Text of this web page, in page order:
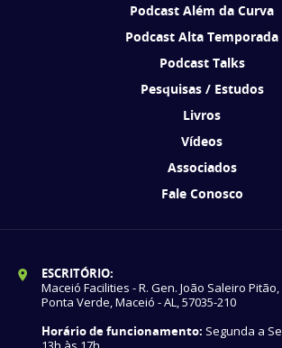
Podcast Além da Curva
Podcast Alta Temporada
Podcast Talks
Pesquisas / Estudos
Livros
Vídeos
Associados
Fale Conosco
ESCRITÓRIO:
Maceió Facilities - R. Gen. João Saleiro Pitão,
Ponta Verde, Maceió - AL, 57035-210
Horário de funcionamento: Segunda a